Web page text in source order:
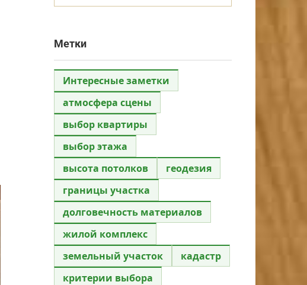
Метки
Интересные заметки
атмосфера сцены
выбор квартиры
выбор этажа
высота потолков
геодезия
границы участка
долговечность материалов
жилой комплекс
земельный участок
кадастр
критерии выбора